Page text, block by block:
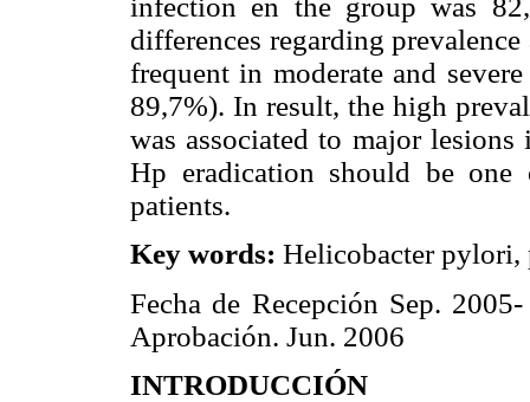
infection en the group was
differences regarding
frequent in moderate and
89,7%). In result, the high
was associated to major
Hp eradication should be
patients.
Key words: Helicobacter pylori,
Fecha de Recepción Sep.
Aprobación. Jun. 2006
INTRODUCCIÓN